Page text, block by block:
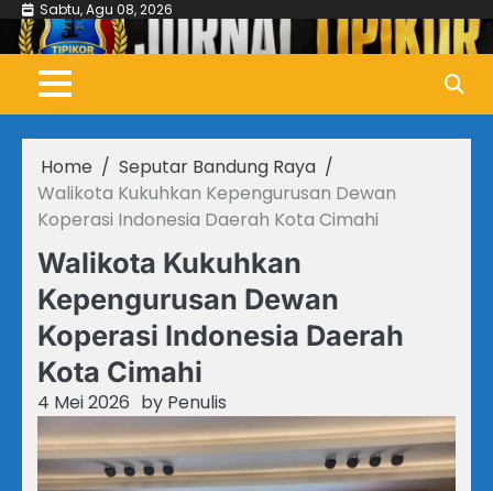
Skip
content
Sabtu, Agu 08, 2026
Home
Seputar Bandung Raya
Walikota Kukuhkan Kepengurusan Dewan
Koperasi Indonesia Daerah Kota Cimahi
Walikota Kukuhkan
Kepengurusan Dewan
Koperasi Indonesia Daerah
Kota Cimahi
4 Mei 2026 by Penulis